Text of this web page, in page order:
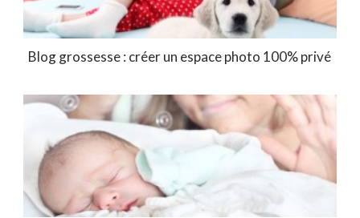
Blog grossesse : créer un espace photo 100% privé